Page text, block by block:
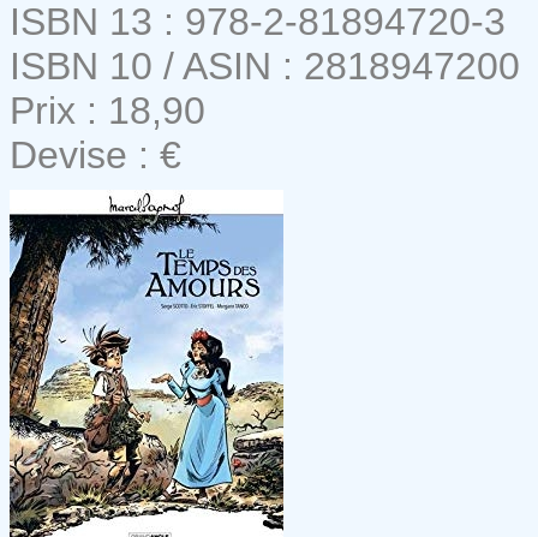
ISBN 13 : 978-2-81894720-3
ISBN 10 / ASIN : 2818947200
Prix : 18,90
Devise : €